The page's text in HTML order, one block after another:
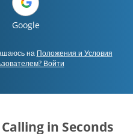
Google
на Положения и Условия
Войти
in Seconds